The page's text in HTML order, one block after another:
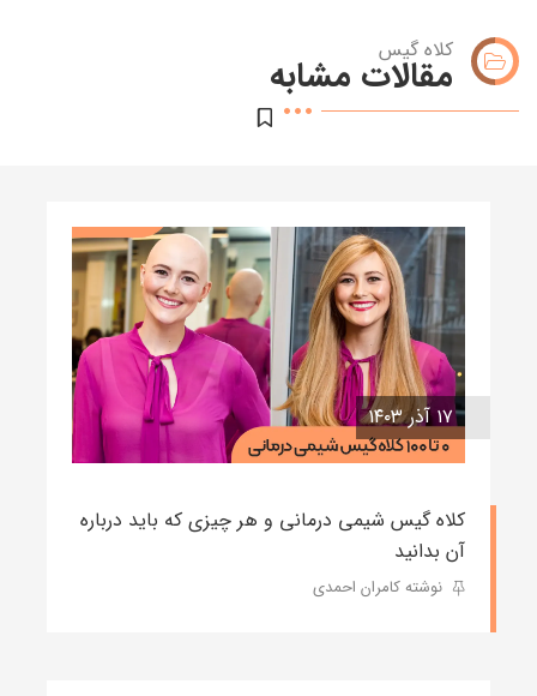
کلاه گیس
مقالات مشابه
۱۷ آذر ۱۴۰۳
کلاه گیس شیمی درمانی و هر چیزی که باید درباره
آن بدانید
نوشته کامران احمدی